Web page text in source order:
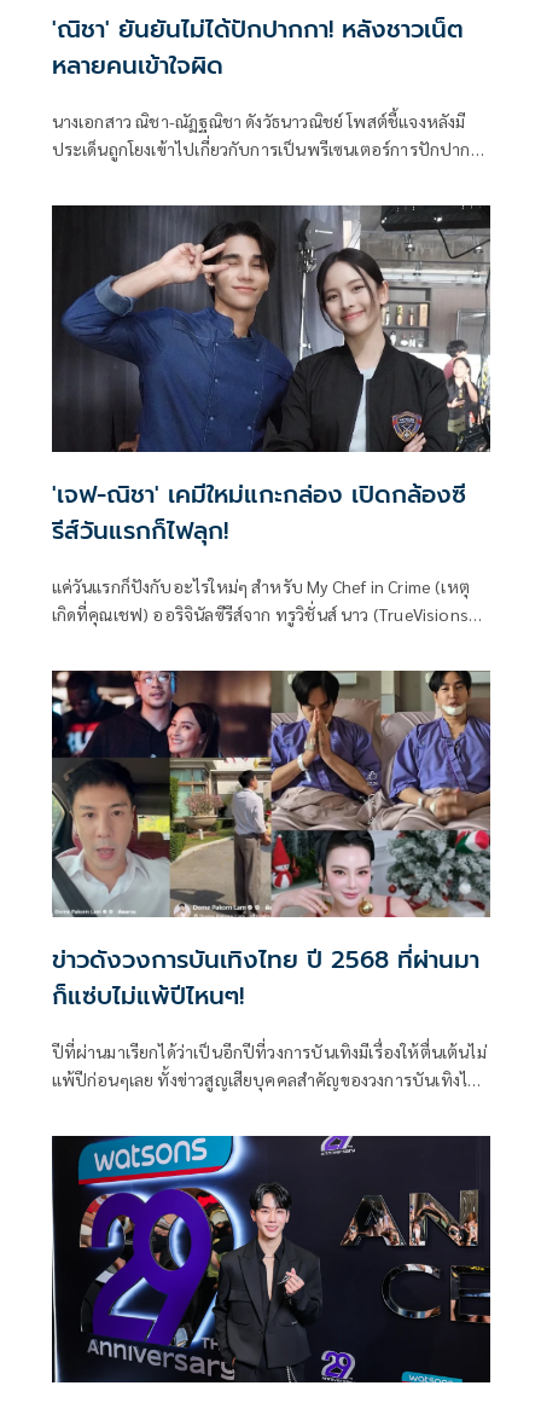
'ณิชา' ยันยันไม่ได้ปักปากกา! หลังชาวเน็ต
หลายคนเข้าใจผิด
นางเอกสาว ณิชา-ณัฏฐณิชา ดังวัธนาวณิชย์ โพสต์ชี้แจงหลังมี
ประเด็นถูกโยงเข้าไปเกี่ยวกับการเป็นพรีเซนเตอร์การปักปากกา
จะไปทำทำไม ล่าสุดณิชายืนยันว่าตนเป็นตัวแทนของโครงการ
เพื่อสุขภาพที่ดีเท่านั้น ไม่ได้มีการปักปากกาอย่างที่หลายคน
'เจฟ-ณิชา' เคมีใหม่แกะกล่อง เปิดกล้องซี
รีส์วันแรกก็ไฟลุก!
แค่วันแรกก็ปังกับอะไรใหม่ๆ สำหรับ My Chef in Crime (เหตุ
เกิดที่คุณเชฟ) ออริจินัลซีรีส์จาก ทรูวิชั่นส์ นาว (TrueVisions
สุดลึกลับได้อย่างแปลกใหม่และน่าติดตามสุดๆ ถือฤกษ์ดีเปิด
กล้องวันแรก
ข่าวดังวงการบันเทิงไทย ปี 2568 ที่ผ่านมา
ก็แซ่บไม่แพ้ปีไหนๆ!
ปีที่ผ่านมาเรียกได้ว่าเป็นอีกปีที่วงการบันเทิงมีเรื่องให้ตื่นเต้นไม่
แพ้ปีก่อนๆเลย ทั้งข่าวสูญเสียบุคคลสำคัญของวงการบันเทิงไทย
เพื่อน และเทศกาลเจนนี่ที่เหล่าคนดังและอินฟลูฯต่างก็ตบเท้า
เข้ามาไลฟ์กันจนเกิดกระแสและทำให้เป็นการไลฟ์ที่มีคนดู
สูงสุดถึง 1.2 ล้านวิว นับเป็นตัวเลขที่มากที่สุดในโลกของ TIKTOK
อีกด้วย